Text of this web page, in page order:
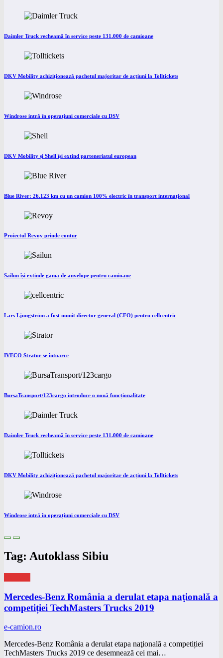
Daimler Truck recheamă în service peste 131.000 de camioane
DKV Mobility achiziționează pachetul majoritar de acțiuni la Tolltickets
Windrose intră în operațiuni comerciale cu DSV
DKV Mobility și Shell își extind parteneriatul european
Blue River: 26.123 km cu un camion 100% electric în transport internațional
Proiectul Revoy prinde contur
Sailun își extinde gama de anvelope pentru camioane
Lars Ljungström a fost numit director general (CFO) pentru cellcentric
IVECO Strator se întoarce
BursaTransport/123cargo introduce o nouă funcționalitate
Daimler Truck recheamă în service peste 131.000 de camioane
DKV Mobility achiziționează pachetul majoritar de acțiuni la Tolltickets
Windrose intră în operațiuni comerciale cu DSV
Tag: Autoklass Sibiu
Mercedes-Benz România a derulat etapa naţională a
competiției TechMasters Trucks 2019
e-camion.ro
Mercedes-Benz România a derulat etapa naţională a competiției
TechMasters Trucks 2019 ce desemnează cei mai…